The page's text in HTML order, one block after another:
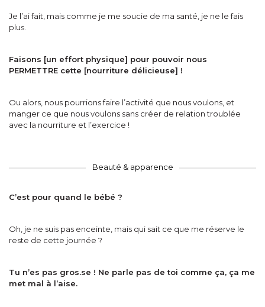
Je l’ai fait, mais comme je me soucie de ma santé, je ne le fais
plus.
Faisons [un effort physique] pour pouvoir nous
PERMETTRE cette [nourriture délicieuse] !
Ou alors, nous pourrions faire l’activité que nous voulons, et
manger ce que nous voulons sans créer de relation troublée
avec la nourriture et l’exercice !
Beauté & apparence
C’est pour quand le bébé ?
Oh, je ne suis pas enceinte, mais qui sait ce que me réserve le
reste de cette journée ?
Tu n’es pas gros.se ! Ne parle pas de toi comme ça, ça me
met mal à l’aise.